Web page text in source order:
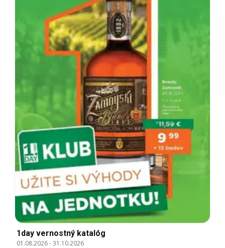
1day vernostný katalóg
01.08.2026-31.10.2026